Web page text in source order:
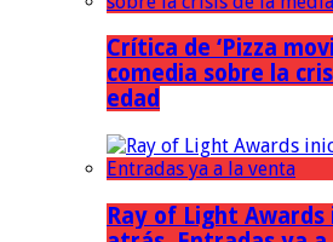
Crítica de ‘Pizza
comedia sobre la
edad
Ray of Light